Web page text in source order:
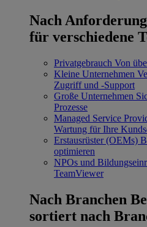
Nach Anforderung
für verschiedene
Privatgebrauch Von
Kleine Unternehmen
Zugriff und -Support
Große Unternehmen
Prozesse
Managed Service
Wartung für Ihre
Erstausrüster (OEMs)
optimieren
NPOs und
TeamViewer
Nach Branchen
sortiert nach